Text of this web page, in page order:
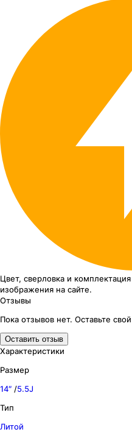
Цвет, сверловка и комплектация
изображения на сайте.
Отзывы
Пока отзывов нет. Оставьте
Оставить отзыв
Характеристики
Размер
14″ /5.5J
Тип
Литой